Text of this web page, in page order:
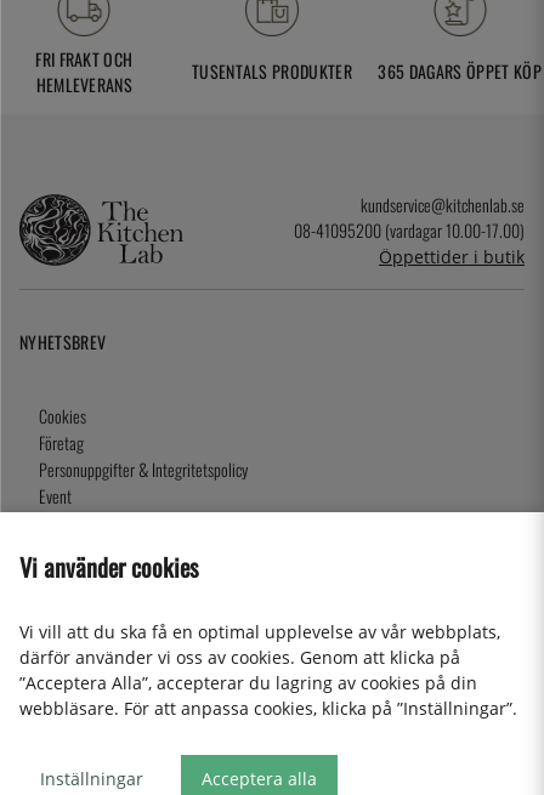
FRI FRAKT OCH
HEMLEVERANS
TUSENTALS PRODUKTER 365 DAGARS ÖPPET KÖP
kundservice@kitchenlab.se
08-41095200 (vardagar 10.00-17.00)
Öppettider i butik
NYHETSBREV
Cookies
Företag
Personuppgifter & Integritetspolicy
Event
Presentkort
2026 KitchenLab AB
Vi använder cookies
Vi vill att du ska få en optimal upplevelse av vår webbplats,
därför använder vi oss av cookies. Genom att klicka på
”Acceptera Alla”, accepterar du lagring av cookies på din
webbläsare. För att anpassa cookies, klicka på ”Inställningar”.
Inställningar Acceptera alla